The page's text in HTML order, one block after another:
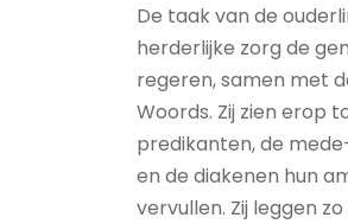
De taak van de
herderlijke zorg de
regeren, samen met
Woords. Zij zien erop
predikanten, de
en de diakenen hun
vervullen. Zij leggen zo